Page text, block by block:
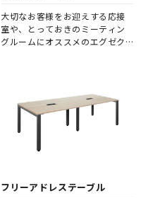
大切なお客様をお迎えする応接
室や、とっておきのミーティン
グルームにオススメのエグゼク
フリーアドレステーブル